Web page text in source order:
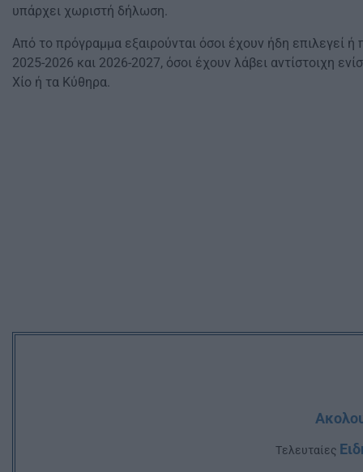
υπάρχει χωριστή δήλωση.
Από το πρόγραμμα εξαιρούνται όσοι έχουν ήδη επιλεγεί
2025-2026 και 2026-2027, όσοι έχουν λάβει αντίστοιχη
Χίο ή τα Κύθηρα.
Tελευταίες